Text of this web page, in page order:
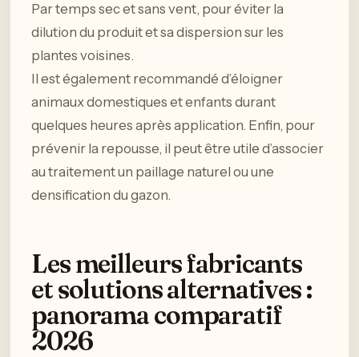
Par temps sec et sans vent, pour éviter la
dilution du produit et sa dispersion sur les
plantes voisines.
Il est également recommandé d’éloigner
animaux domestiques et enfants durant
quelques heures après application. Enfin, pour
prévenir la repousse, il peut être utile d’associer
au traitement un paillage naturel ou une
densification du gazon.
Les meilleurs fabricants
et solutions alternatives :
panorama comparatif
2026